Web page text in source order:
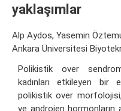
yaklaşımlar
Alp Aydos, Yasemin
Ankara Üniversitesi
Polikistik over
kadınları etkileyen bir
polikistik over
ve androjen hormonların